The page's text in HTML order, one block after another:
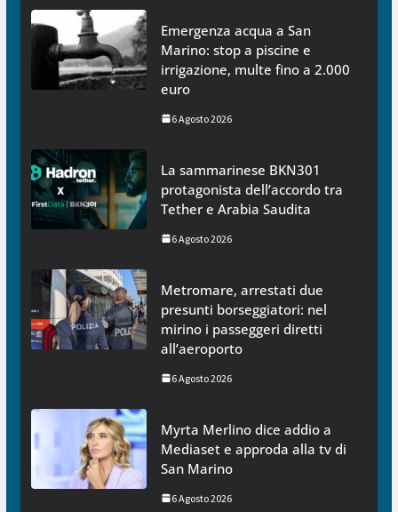
Emergenza acqua a San
Marino: stop a piscine e
irrigazione, multe fino a 2.000
euro
6 Agosto 2026
La sammarinese BKN301
protagonista dell’accordo tra
Tether e Arabia Saudita
6 Agosto 2026
Metromare, arrestati due
presunti borseggiatori: nel
mirino i passeggeri diretti
all’aeroporto
6 Agosto 2026
Myrta Merlino dice addio a
Mediaset e approda alla tv di
San Marino
6 Agosto 2026